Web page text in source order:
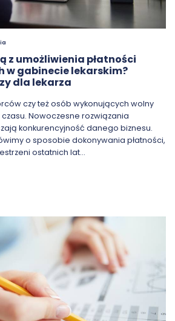
z umożliwienia płatności
w gabinecie lekarskim?
dla lekarza
czy też osób wykonujących wolny
Nowoczesne rozwiązania
konkurencyjność danego biznesu.
o sposobie dokonywania płatności,
ostatnich lat…